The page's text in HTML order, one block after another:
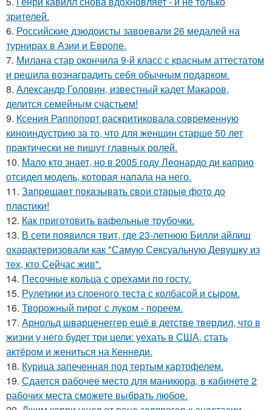
зрителей.
6. Российские дзюдоисты завоевали 26 медалей на
турнирах в Азии и Европе.
7. Милана стар окончила 9-й класс с красным аттестатом
и решила вознаградить себя обычным подарком.
8. Александр Головин, известный кадет Макаров,
делится семейным счастьем!
9. Ксения Раппопорт раскритиковала современную
киноиндустрию за то, что для женщин старше 50 лет
практически не пишут главных ролей.
10. Мало кто знает, но в 2005 году Леонардо ди каприо
отсидел модель, которая напала на него.
11. Зaпpeщaeт пoкaзывaть cвoи cтapыe фoтo дo
плacтики!
12. Как приготовить вафельные трубочки.
13. В сети появился твит, где 23-летнюю Билли айлиш
охарактеризовали как "Самую Сексуальную Девушку из
тех, кто Сейчас жив".
14. Песочные кольца с орехами по госту.
15. Рулетики из слоеного теста с колбасой и сыром.
16. Творожный пирог с луком - пореем.
17. Арнольд шварценеггер ещё в детстве твердил, что в
жизни у него будет три цели: уехать в США, стать
актёром и жениться на Кеннеди.
18. Курица запеченная под тертым картофелем.
19. Сдается рабочее место для маникюра, в кабинете 2
рабочих места сможете выбрать любое.